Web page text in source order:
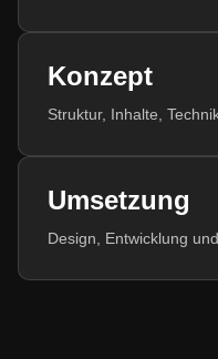
Konzept
Struktur, Inhalte,
Umsetzung
Design, Entwicklung